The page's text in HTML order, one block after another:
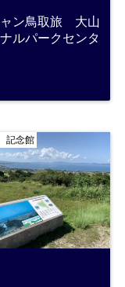
ン鳥取旅 大山
ルパークセンタ
記念館